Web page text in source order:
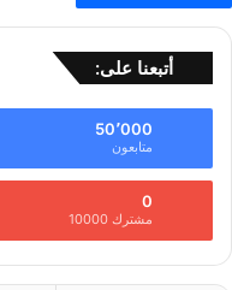
أتبعنا على:
50٬000
متابعون
0
مشترك 10000